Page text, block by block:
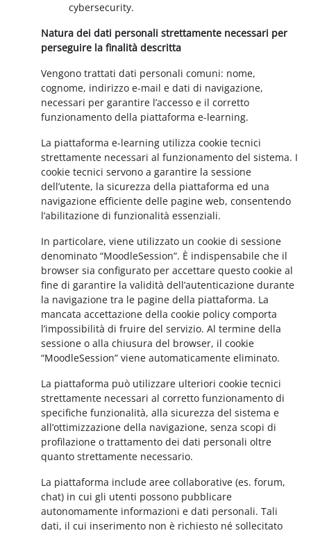
cybersecurity.
Natura dei dati personali strettamente necessari per
perseguire la finalità descritta
Vengono trattati dati personali comuni: nome,
cognome, indirizzo e-mail e dati di navigazione,
necessari per garantire l’accesso e il corretto
funzionamento della piattaforma e-learning.
La piattaforma e-learning utilizza cookie tecnici
strettamente necessari al funzionamento del sistema. I
cookie tecnici servono a garantire la sessione
dell’utente, la sicurezza della piattaforma ed una
navigazione efficiente delle pagine web, consentendo
l’abilitazione di funzionalità essenziali.
In particolare, viene utilizzato un cookie di sessione
denominato “MoodleSession”. È indispensabile che il
browser sia configurato per accettare questo cookie al
fine di garantire la validità dell’autenticazione durante
la navigazione tra le pagine della piattaforma. La
mancata accettazione della cookie policy comporta
l’impossibilità di fruire del servizio. Al termine della
sessione o alla chiusura del browser, il cookie
“MoodleSession” viene automaticamente eliminato.
La piattaforma può utilizzare ulteriori cookie tecnici
strettamente necessari al corretto funzionamento di
specifiche funzionalità, alla sicurezza del sistema e
all’ottimizzazione della navigazione, senza scopi di
profilazione o trattamento dei dati personali oltre
quanto strettamente necessario.
La piattaforma include aree collaborative (es. forum,
chat) in cui gli utenti possono pubblicare
autonomamente informazioni e dati personali. Tali
dati, il cui inserimento non è richiesto né sollecitato